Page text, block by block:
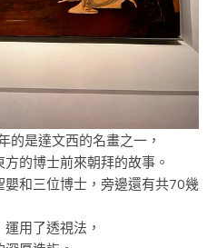
的是達文西的名畫之一，
的博士前來朝拜的故事。
和三位博士，旁邊還有共70幾
用了透視法，